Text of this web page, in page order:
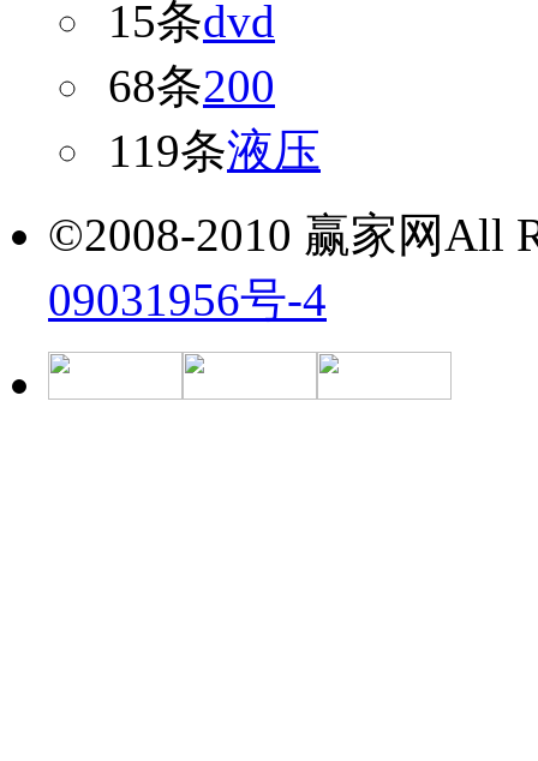
15条dvd
68条200
119条液压
©2008-2010 赢家网All
09031956号-4